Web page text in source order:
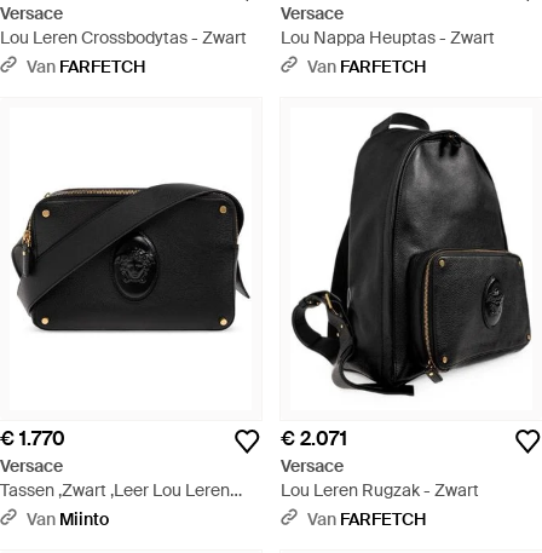
Versace
Lou Leren Crossbodytas - Zwart
Van FARFETCH
Versace
Lou Nappa Heuptas - Zwart
Van FARFETCH
€ 1.770
Versace
Tassen ,Zwart ,Leer Lou Leren
Crossbodytas - Zwart
Van Miinto
€ 2.071
Versace
Lou Leren Rugzak - Zwart
Van FARFETCH